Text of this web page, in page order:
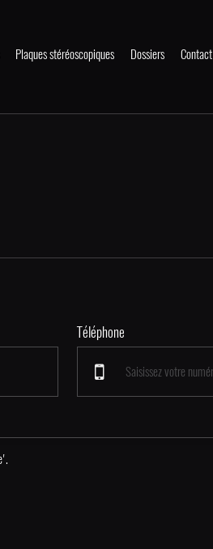
Plaques stéréoscopiques Dossiers Contact
Téléphone